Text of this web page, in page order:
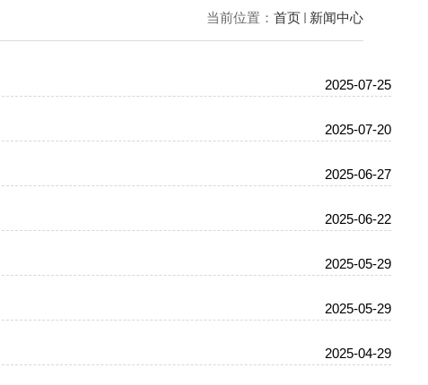
当前位置： 首页 新闻中心
2025-07-25
2025-07-20
2025-06-27
2025-06-22
2025-05-29
2025-05-29
2025-04-29